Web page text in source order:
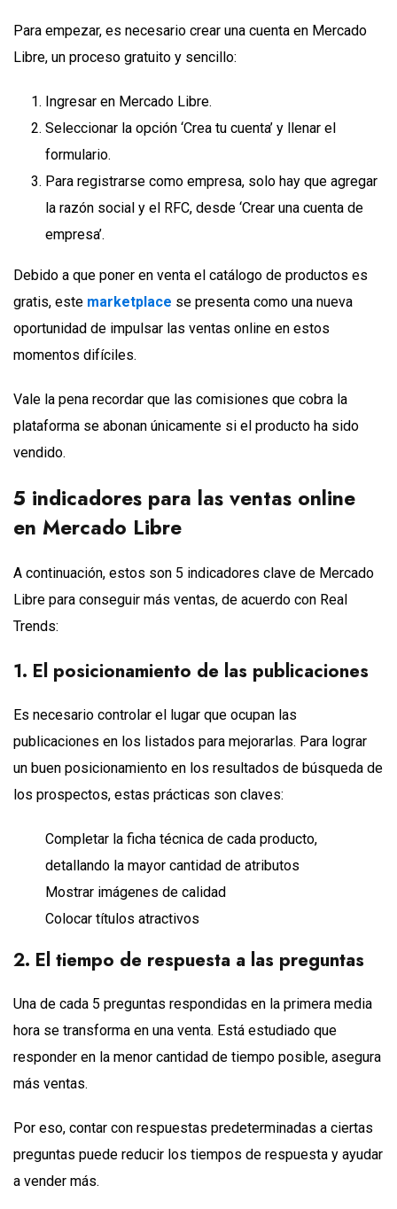
Para empezar, es necesario crear una cuenta en Mercado
Libre, un proceso gratuito y sencillo:
Ingresar en Mercado Libre.
Seleccionar la opción ‘Crea tu cuenta’ y llenar el
formulario.
Para registrarse como empresa, solo hay que agregar
la razón social y el RFC, desde ‘Crear una cuenta de
empresa’.
Debido a que poner en venta el catálogo de productos es
gratis, este marketplace se presenta como una nueva
oportunidad de impulsar las ventas online en estos
momentos difíciles.
Vale la pena recordar que las comisiones que cobra la
plataforma se abonan únicamente si el producto ha sido
vendido.
5 indicadores para las ventas online
en Mercado Libre
A continuación, estos son 5 indicadores clave de Mercado
Libre para conseguir más ventas, de acuerdo con Real
Trends:
1. El posicionamiento de las publicaciones
Es necesario controlar el lugar que ocupan las
publicaciones en los listados para mejorarlas. Para lograr
un buen posicionamiento en los resultados de búsqueda de
los prospectos, estas prácticas son claves:
Completar la ficha técnica de cada producto,
detallando la mayor cantidad de atributos
Mostrar imágenes de calidad
Colocar títulos atractivos
2. El tiempo de respuesta a las preguntas
Una de cada 5 preguntas respondidas en la primera media
hora se transforma en una venta. Está estudiado que
responder en la menor cantidad de tiempo posible, asegura
más ventas.
Por eso, contar con respuestas predeterminadas a ciertas
preguntas puede reducir los tiempos de respuesta y ayudar
a vender más.